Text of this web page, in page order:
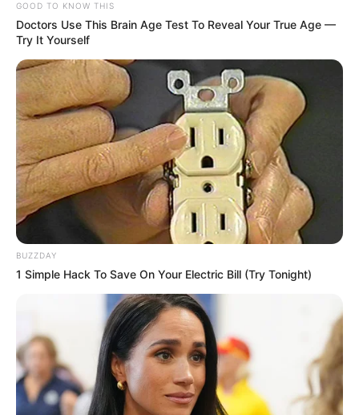
GOOD TO KNOW THIS
Doctors Use This Brain Age Test To Reveal Your True Age —
Try It Yourself
BUZZDAY
1 Simple Hack To Save On Your Electric Bill (Try Tonight)